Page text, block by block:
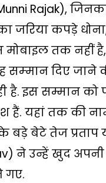
Rajak),
जरिया कपड़े धोना,
मोबाइल तक नहीं
सम्‍मान दिए जाने
है. इस सम्मान को
हैं. यहां तक की
बेटे तेज प्रताप
ने उन्हें खुद अपनी
गए.